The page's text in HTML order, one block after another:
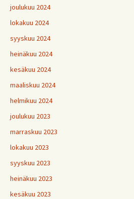
joulukuu 2024
lokakuu 2024
syyskuu 2024
heinäkuu 2024
kesäkuu 2024
maaliskuu 2024
helmikuu 2024
joulukuu 2023
marraskuu 2023
lokakuu 2023
syyskuu 2023
heinäkuu 2023
kesäkuu 2023